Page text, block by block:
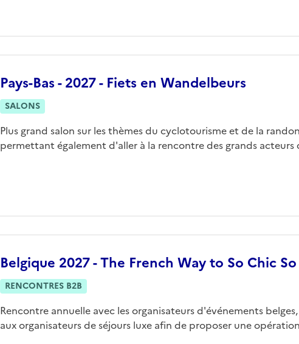
Pays-Bas - 2027 - Fiets en Wandelbeurs
SALONS
Plus grand salon sur les thèmes du cyclotourisme et de la
permettant également d'aller à la rencontre des grands acteurs
Belgique 2027 - The French Way to So Chic
RENCONTRES B2B
Rencontre annuelle avec les organisateurs d'événements
aux organisateurs de séjours luxe afin de proposer une